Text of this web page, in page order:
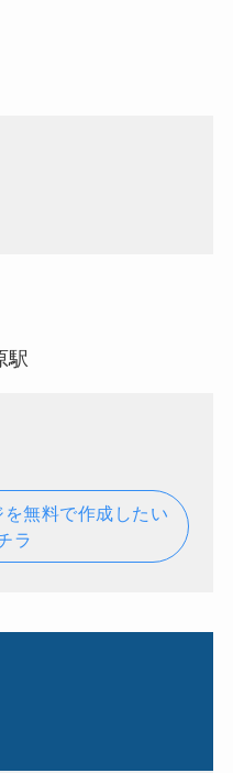
駅
無料で作成したい
ラ